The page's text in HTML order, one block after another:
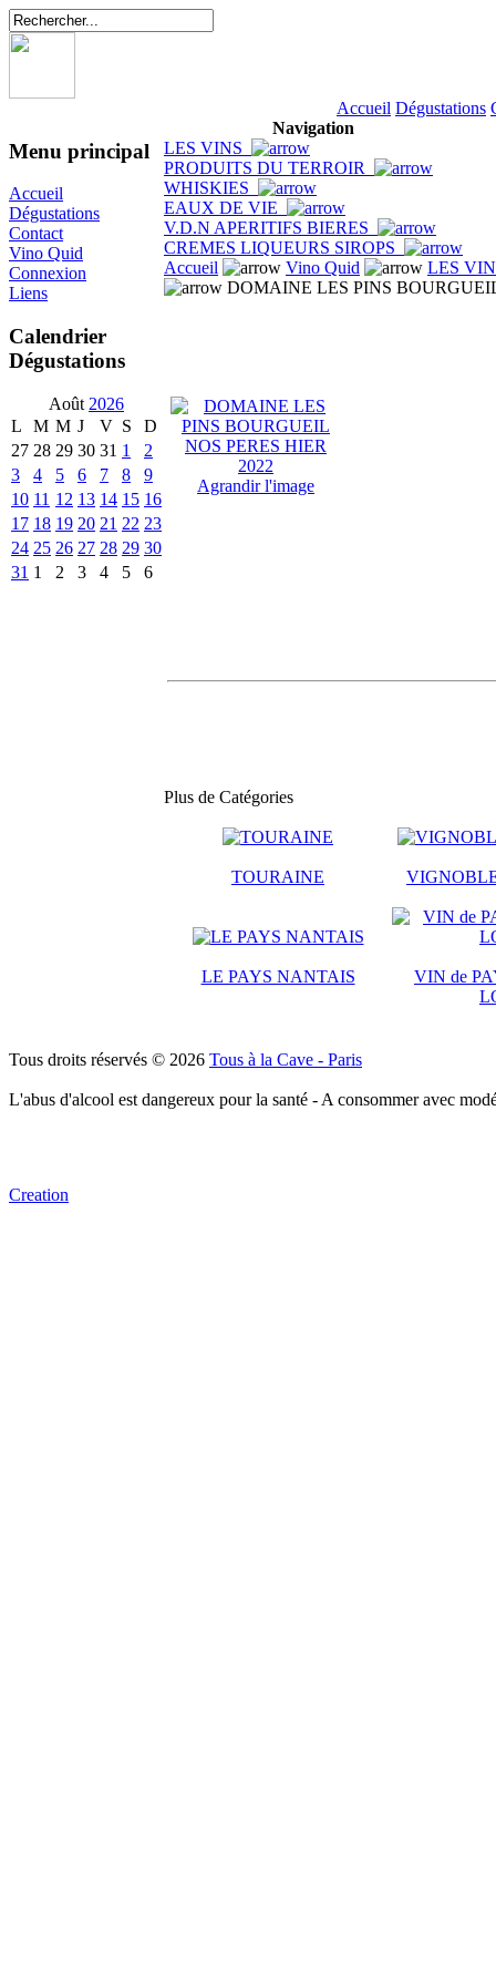
Accueil Dégustations
Menu principal
Accueil
Dégustations
Contact
Vino Quid
Connexion
Liens
Calendrier
Dégustations
Août 2026
L
M M J V S
D
27 28 29 30 31 1
2
3
4 5 6 7 8
9
10 11 12 13 14 15 16
17 18 19 20 21 22 23
24 25 26 27 28 29 30
31 1 2 3 4 5 6
Navigation
LES VINS
PRODUITS DU TERROIR
WHISKIES
EAUX DE VIE
V.D.N APERITIFS BIERES
CREMES LIQUEURS SIROPS
Accueil
Vino Quid
LES
DOMAINE LES PINS
Agrandir l'image
Plus de Catégories
TOURAINE
LE PAYS NANTAIS
VIN de
Tous droits réservés © 2026 Tous à la Cave - Paris
L'abus d'alcool est dangereux pour la santé - A consommer avec
Creation